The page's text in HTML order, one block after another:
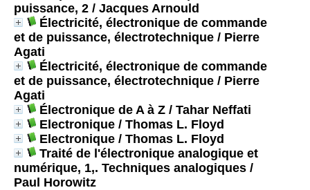
puissance, 2 / Jacques Arnould
Électricité, électronique de commande
et de puissance, électrotechnique / Pierre
Agati
Électricité, électronique de commande
et de puissance, électrotechnique / Pierre
Agati
Électronique de A à Z / Tahar Neffati
Electronique / Thomas L. Floyd
Electronique / Thomas L. Floyd
Traité de l'électronique analogique et
numérique, 1,. Techniques analogiques /
Paul Horowitz